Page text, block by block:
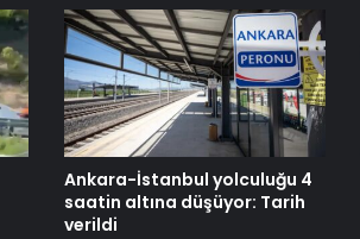
Ankara-İstanbul yolculuğu 4
saatin altına düşüyor: Tarih
verildi